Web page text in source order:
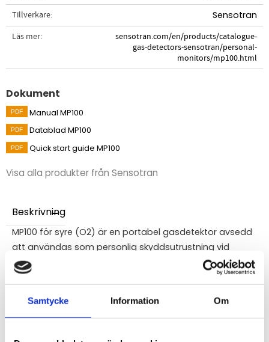
Samtycke Information Om
Tillverkare
Sensotran
Läs mer
sensotran.com/en/products/catalogue-
gas-detectors-sensotran/personal-
monitors/mp100.html
Dokument
Manual MP100
Datablad MP100
Quick start guide MP100
Visa alla produkter från Sensotran
Beskrivning
MP100 för syre (O2) är en portabel gasdetektor avsedd
att användas som personlig skyddsutrustning vid
arbete i miljöer med kvävande gaser. Det är en helt
underhållsbar enhet vilket innebär att den inte bara kan
ut när de är förbrukade. Enheten är enkel att använda
och har en stor LCD-skärm som visar gaskoncentration
och status.